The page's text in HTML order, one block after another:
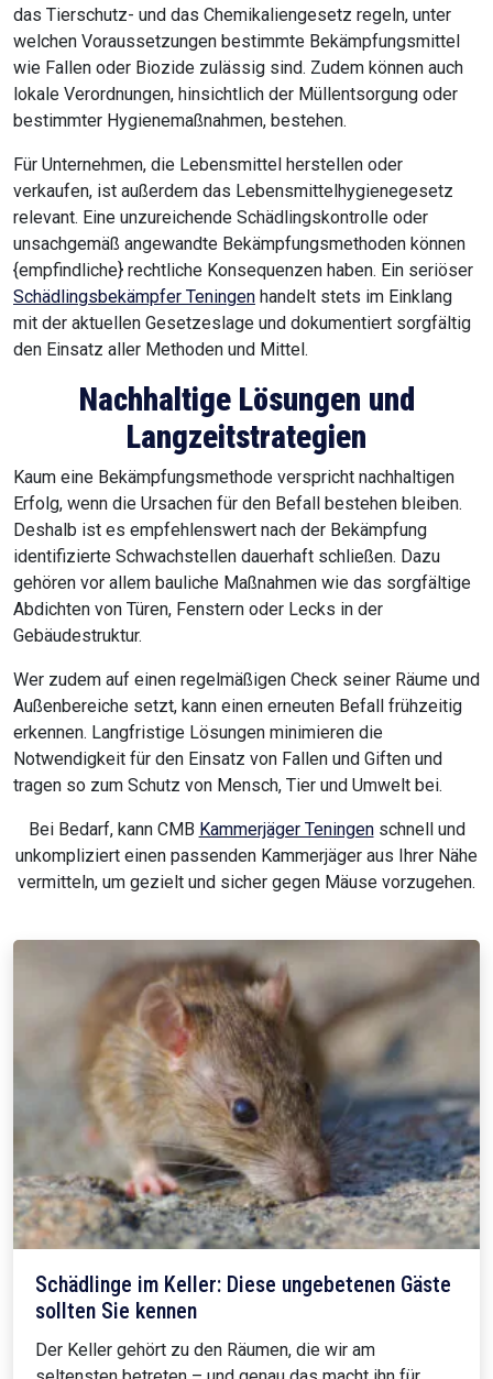
das Tierschutz- und das Chemikaliengesetz regeln, unter
welchen Voraussetzungen bestimmte Bekämpfungsmittel
wie Fallen oder Biozide zulässig sind. Zudem können auch
lokale Verordnungen, hinsichtlich der Müllentsorgung oder
bestimmter Hygienemaßnahmen, bestehen.
Für Unternehmen, die Lebensmittel herstellen oder
verkaufen, ist außerdem das Lebensmittelhygienegesetz
relevant. Eine unzureichende Schädlingskontrolle oder
unsachgemäß angewandte Bekämpfungsmethoden können
{empfindliche} rechtliche Konsequenzen haben. Ein seriöser
Schädlingsbekämpfer Teningen handelt stets im Einklang
mit der aktuellen Gesetzeslage und dokumentiert sorgfältig
den Einsatz aller Methoden und Mittel.
Nachhaltige Lösungen und
Langzeitstrategien
Kaum eine Bekämpfungsmethode verspricht nachhaltigen
Erfolg, wenn die Ursachen für den Befall bestehen bleiben.
Deshalb ist es empfehlenswert nach der Bekämpfung
identifizierte Schwachstellen dauerhaft schließen. Dazu
gehören vor allem bauliche Maßnahmen wie das sorgfältige
Abdichten von Türen, Fenstern oder Lecks in der
Gebäudestruktur.
Wer zudem auf einen regelmäßigen Check seiner Räume und
Außenbereiche setzt, kann einen erneuten Befall frühzeitig
erkennen. Langfristige Lösungen minimieren die
Notwendigkeit für den Einsatz von Fallen und Giften und
tragen so zum Schutz von Mensch, Tier und Umwelt bei.
Bei Bedarf, kann CMB Kammerjäger Teningenschnell und
unkompliziert einen passenden Kammerjäger aus Ihrer Nähe
vermitteln, um gezielt und sicher gegen Mäuse vorzugehen.
Schädlinge im Keller: Diese ungebetenen Gäste
sollten Sie kennen
Der Keller gehört zu den Räumen, die wir am